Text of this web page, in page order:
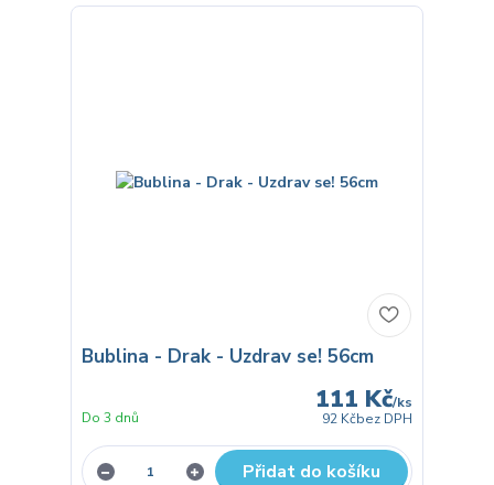
Bublina - Drak - Uzdrav se! 56cm
111 Kč/ks
92 Kčbez DPH
Do 3 dnů
Přidat do košíku